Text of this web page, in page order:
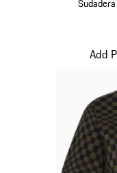
Add
Diapositiva 3 de 20